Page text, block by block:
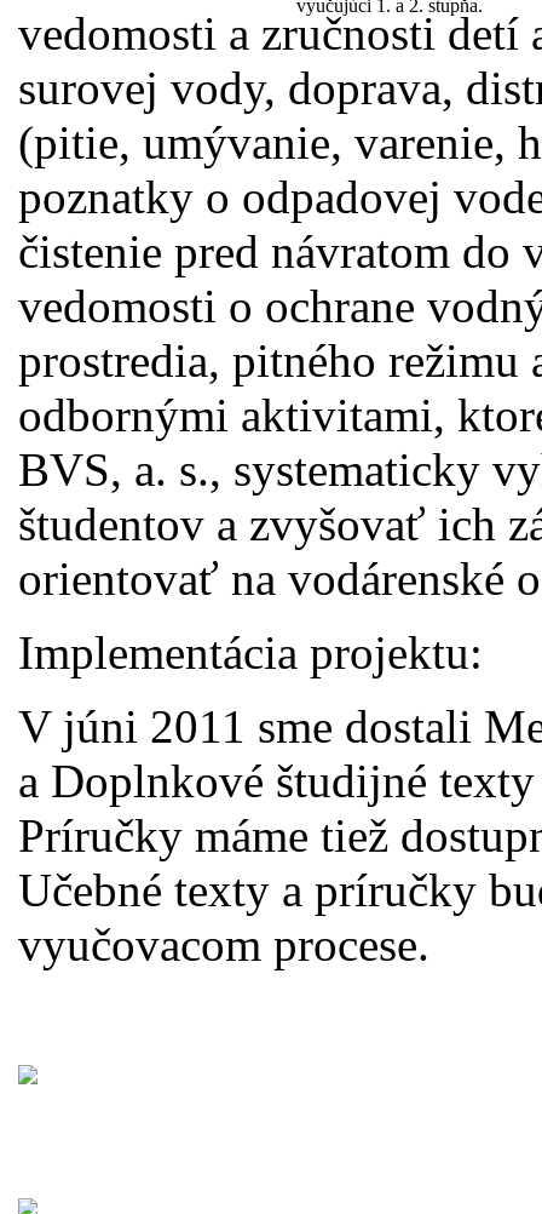
vyučujúci 1. a 2. stupňa.
vedomosti a zručnosti detí
surovej vody, doprava,
(pitie, umývanie, varenie,
poznatky o odpadovej
čistenie pred návratom
vedomosti o ochrane
prostredia, pitného
odbornými aktivitami,
BVS, a. s., systematicky
študentov a zvyšovať ich
orientovať na vodárenské
Implementácia projektu:
V júni 2011 sme dostali
a Doplnkové študijné
Príručky máme tiež
Učebné texty a príručky
vyučovacom procese.